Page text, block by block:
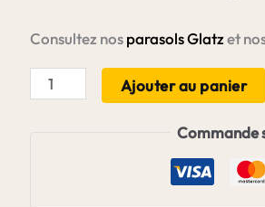
Consultez nosparasols Glatzet
quantité
Ajouter au panier
Commande